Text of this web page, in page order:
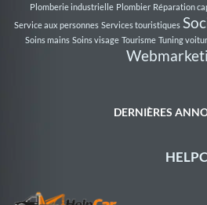
Plomberie industrielle Plombier Réparation
Service aux personnes Services touristiques
Soins mains Soins visage Tourisme Tuning
DERNIÈRES